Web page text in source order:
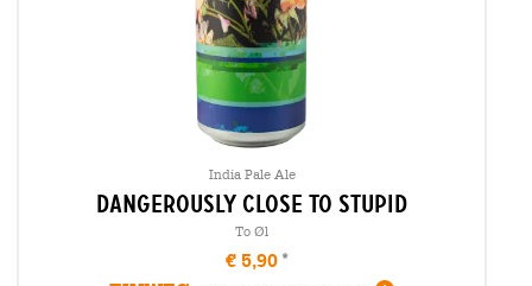
India Pale Ale
dangerously close to stupid
To Øl
€ 5,90